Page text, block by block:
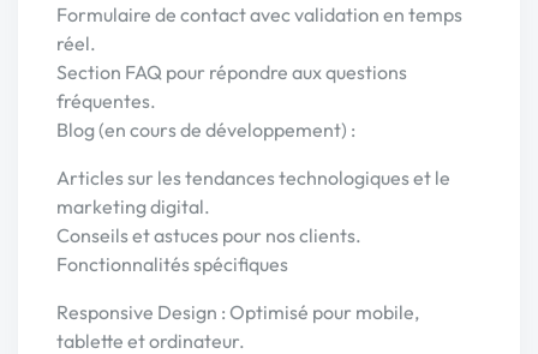
Formulaire de contact avec validation en temps
réel.
Section FAQ pour répondre aux questions
fréquentes.
Blog (en cours de développement) :
Articles sur les tendances technologiques et le
marketing digital.
Conseils et astuces pour nos clients.
Fonctionnalités spécifiques
Responsive Design : Optimisé pour mobile,
tablette et ordinateur.